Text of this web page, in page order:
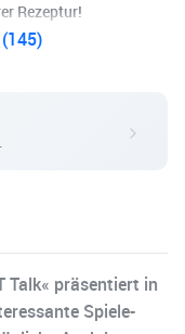
Rezeptur!
Talk« präsentiert in
Spiele-